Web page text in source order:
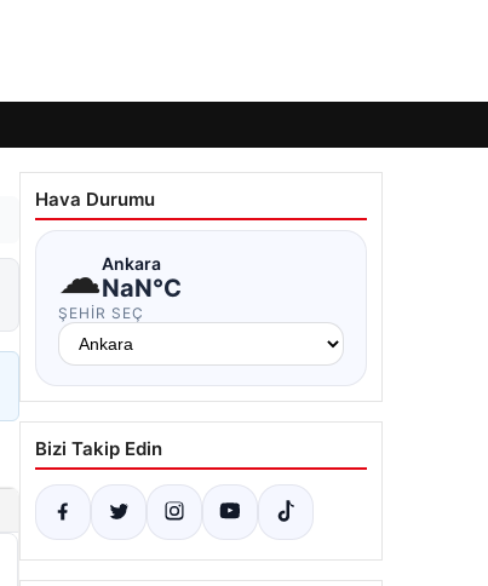
Hava Durumu
☁Ankara
NaN°C
ŞEHIR SEÇ
Bizi Takip Edin